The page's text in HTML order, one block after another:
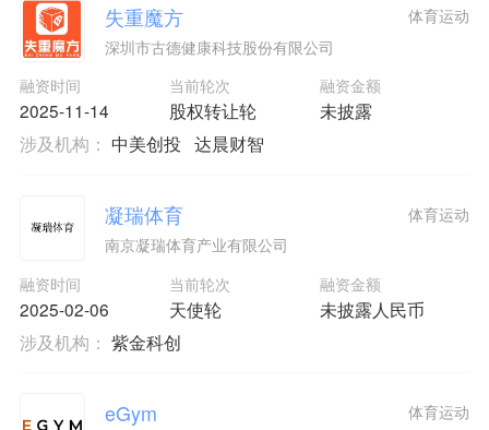
失重魔方
深圳市古德健康科技股份有限公司
融资时间
2025-11-14
当前轮次
股权转让轮
融资金额
未披露
体育运动
涉及机构： 中美创投 达晨财智
凝瑞体育
南京凝瑞体育产业有限公司
融资时间
2025-02-06
当前轮次
天使轮
融资金额
未披露人民币
体育运动
涉及机构： 紫金科创
eGym 体育运动